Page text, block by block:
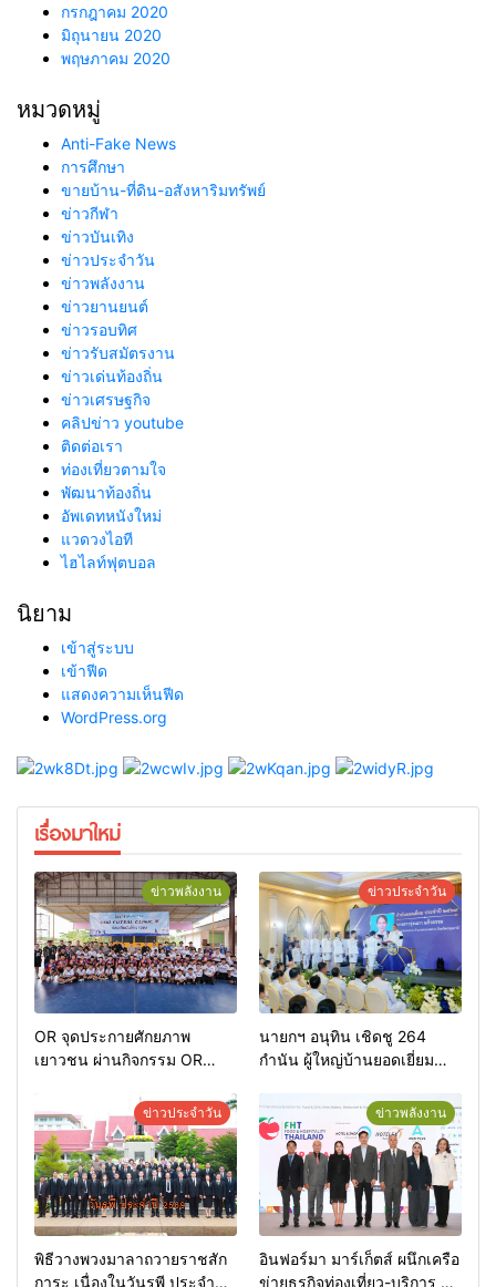
กรกฎาคม 2020
มิถุนายน 2020
พฤษภาคม 2020
หมวดหมู่
Anti-Fake News
การศึกษา
ขายบ้าน-ที่ดิน-อสังหาริมทรัพย์
ข่าวกีฬา
ข่าวบันเทิง
ข่าวประจำวัน
ข่าวพลังงาน
ข่าวยานยนต์
ข่าวรอบทิศ
ข่าวรับสมัตรงาน
ข่าวเด่นท้องถิ่น
ข่าวเศรษฐกิจ
คลิปข่าว youtube
ติดต่อเรา
ท่องเที่ยวตามใจ
พัฒนาท้องถิ่น
อัพเดทหนังใหม่
แวดวงไอที
ไฮไลท์ฟุตบอล
นิยาม
เข้าสู่ระบบ
เข้าฟีด
แสดงความเห็นฟีด
WordPress.org
เรื่องมาใหม่
ข่าวพลังงาน
OR จุดประกายศักยภาพ
เยาวชน ผ่านกิจกรรม OR
ข่าวประจำวัน
นายกฯ อนุทิน เชิดชู 264
กำนัน ผู้ใหญ่บ้านยอดเยี่ยม
เกียรติยศแห่งการเสียสละ”
ข่าวประจำวัน
พิธีวางพวงมาลาถวายราชสัก
การะ เนื่องในวันรพี ประจำปี
ข่าวพลังงาน
อินฟอร์มา มาร์เก็ตส์ ผนึกเครือ
ข่ายธุรกิจท่องเที่ยว-บริการ จัด